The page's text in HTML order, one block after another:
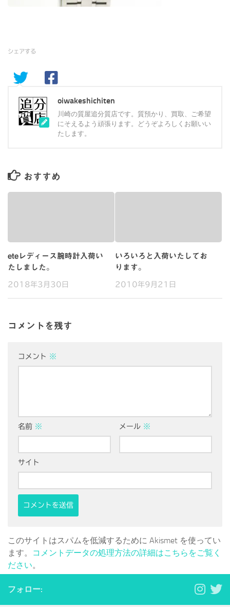
シェアする
oiwakeshichiten
川崎の質屋追分質店です。質預かり、買取、ご希望
にそえるよう頑張ります。どうぞよろしくお願いい
たします。
おすすめ
eteレディース腕時計入荷い
たしました。
2018年3月30日
いろいろと入荷いたしてお
ります。
2010年9月21日
コメントを残す
コメント ※
名前 ※ メール ※
サイト
このサイトはスパムを低減するために Akismet を使ってい
ます。
コメントデータの処理方法の詳細はこちらをご覧く
ださい。
フォロー: